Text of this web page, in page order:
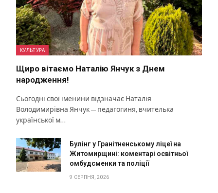
КУЛЬТУРА
Щиро вітаємо Наталію Янчук з Днем
народження!
Сьогодні свої іменини відзначає Наталія
Володимирівна Янчук — педагогиня, вчителька
української м…
Булінг у Гранітненському ліцеї на
Житомирщині: коментарі освітньої
омбудсменки та поліції
9 СЕРПНЯ, 2026